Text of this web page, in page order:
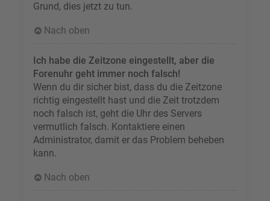
Grund, dies jetzt zu tun.
Nach oben
Ich habe die Zeitzone eingestellt, aber die
Forenuhr geht immer noch falsch!
Wenn du dir sicher bist, dass du die Zeitzone
richtig eingestellt hast und die Zeit trotzdem
noch falsch ist, geht die Uhr des Servers
vermutlich falsch. Kontaktiere einen
Administrator, damit er das Problem beheben
kann.
Nach oben